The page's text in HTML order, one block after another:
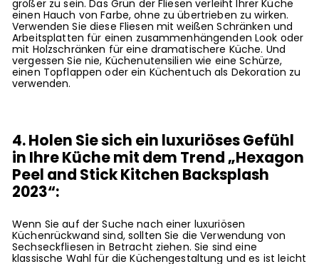
größer zu sein. Das Grün der Fliesen verleiht Ihrer Küche
einen Hauch von Farbe, ohne zu übertrieben zu wirken.
Verwenden Sie diese Fliesen mit weißen Schränken und
Arbeitsplatten für einen zusammenhängenden Look oder
mit Holzschränken für eine dramatischere Küche. Und
vergessen Sie nie, Küchenutensilien wie eine Schürze,
einen Topflappen oder ein Küchentuch als Dekoration zu
verwenden.
4. Holen Sie sich ein luxuriöses Gefühl
in Ihre Küche mit dem Trend „Hexagon
Peel and Stick Kitchen Backsplash
2023“:
Wenn Sie auf der Suche nach einer luxuriösen
Küchenrückwand sind, sollten Sie die Verwendung von
Sechseckfliesen in Betracht ziehen. Sie sind eine
klassische Wahl für die Küchengestaltung und es ist leicht